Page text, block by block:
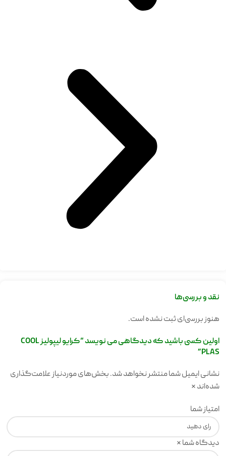
نقد و بررسی‌ها
هنوز بررسی‌ای ثبت نشده است.
اولین کسی باشید که دیدگاهی می نویسد “کرایو لیپولیز COOL
PLAS”
نشانی ایمیل شما منتشر نخواهد شد.بخش‌های موردنیاز علامت‌گذاری
شده‌اند*
امتیاز شما
دیدگاه شما*